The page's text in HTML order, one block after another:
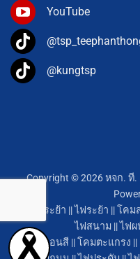
YouTube
@kungtsp
Copyright © 2026 หจก. ที.
โคมไฟระย้า ||ไฟระย้า ||โคม
ไฟสนาม ||ไฟผ
หลอดนีออนสี ||โคมตะแกรง ||